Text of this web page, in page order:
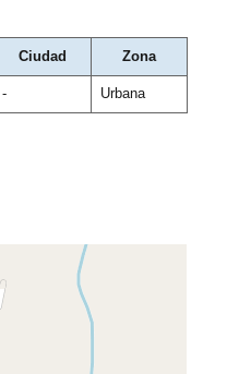
Ciudad Zona
- Urbana